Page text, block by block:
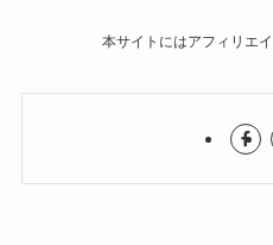
本サイトにはアフィリエ